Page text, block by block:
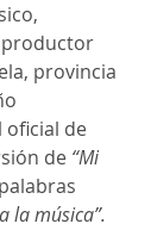
provincia
oficial de
de “Mi
la música”.